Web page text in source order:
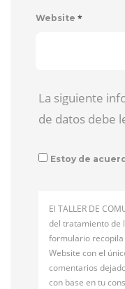
Website *
La siguiente
de datos debe
Estoy de
El TALLER DE
del tratamiento de
formulario
Website con el
comentarios
con base en tu